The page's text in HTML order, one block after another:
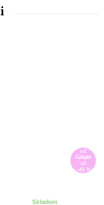
od
€28,80
až
–45 %
Skladom